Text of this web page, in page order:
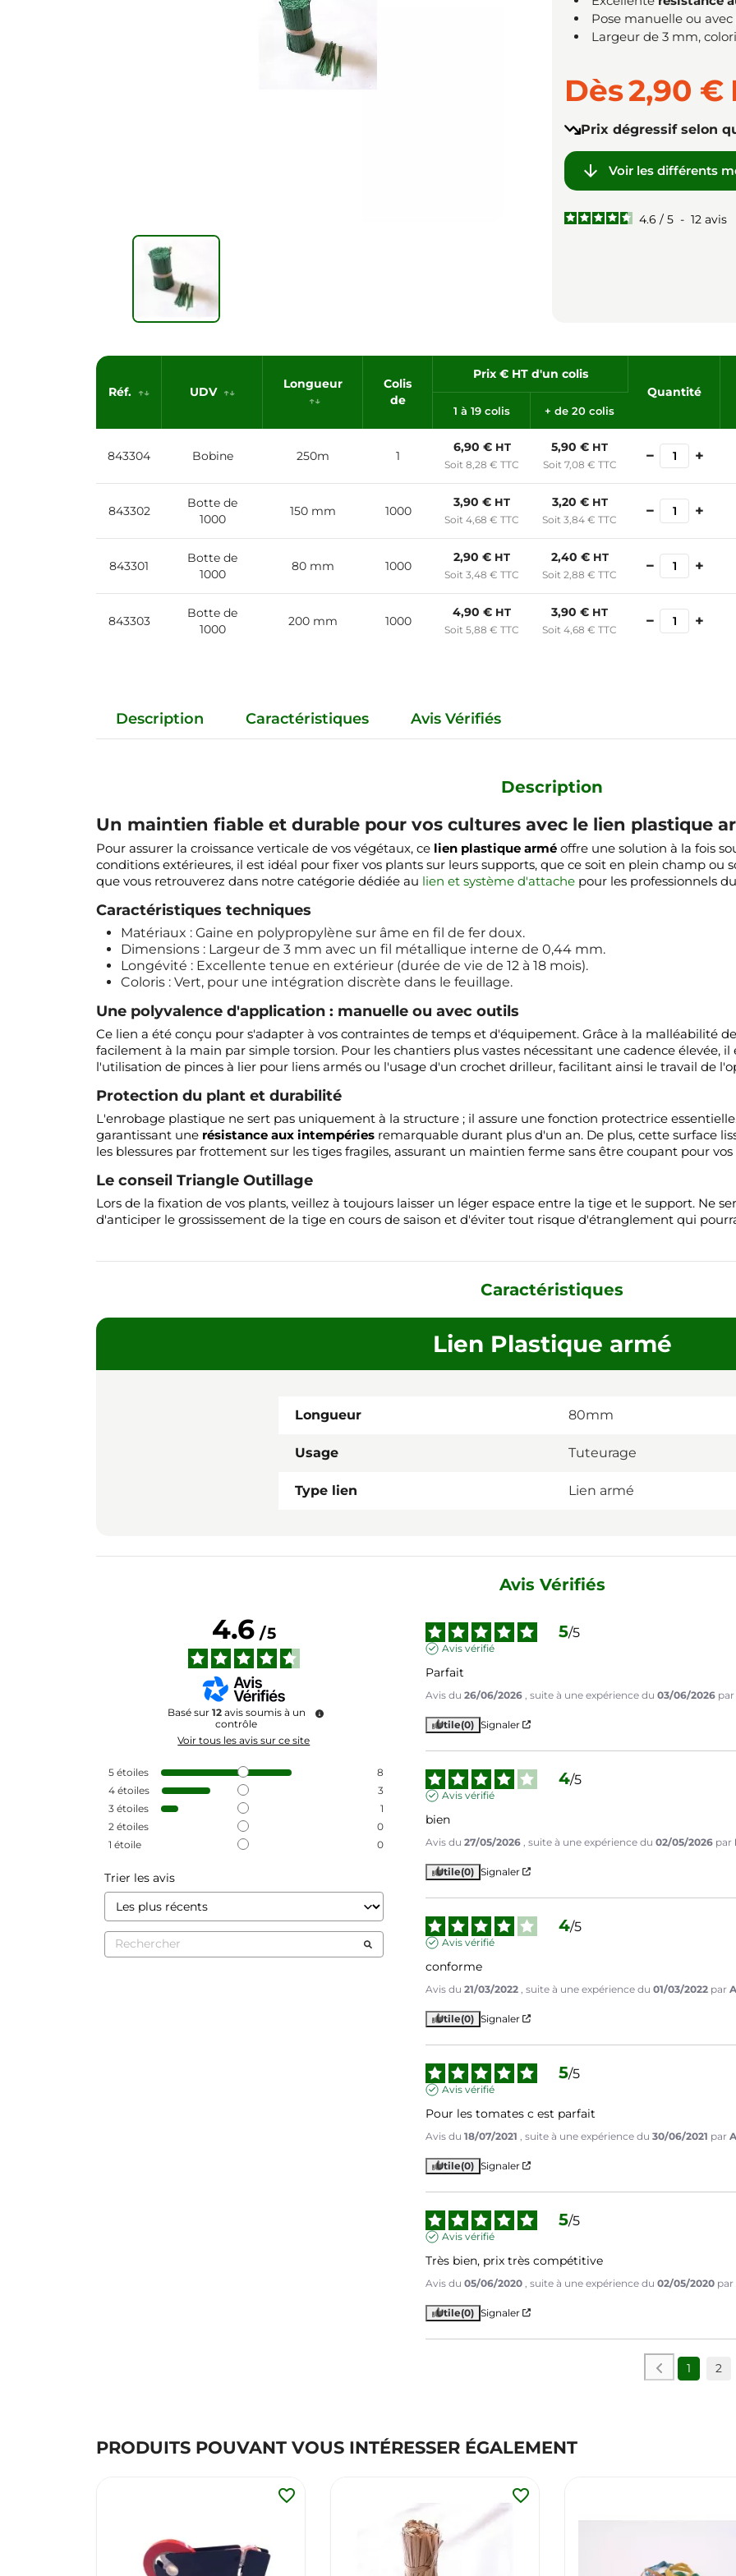
Pose manuelle ou avec
Largeur de 3 mm,
Dès2,90 €
Prix dégressif selon
 Voir les différents
4.6 / 5 - 12 avis
Réf. UDV
Longueur
Colis
de
Prix € HT d'un colis
Quantité
1 à 19 colis + de 20 colis
843304 Bobine 250m 1
6,90 € HT
Soit 8,28 € TTC
5,90 € HT
Soit 7,08 € TTC − +
843302
Botte de
1000
150 mm 1000
3,90 € HT
Soit 4,68 € TTC
3,20 € HT
Soit 3,84 € TTC − +
843301
Botte de
1000
80 mm 1000
2,90 € HT
Soit 3,48 € TTC
2,40 € HT
Soit 2,88 € TTC − +
843303
Botte de
1000
200 mm 1000
4,90 € HT
Soit 5,88 € TTC
3,90 € HT
Soit 4,68 € TTC − +
Description Caractéristiques Avis Vérifiés
Description
Un maintien fiable et durable pour vos cultures avec le lien plastique
Pour assurer la croissance verticale de vos végétaux, ce lien plastique armé offre une solution à la fois
conditions extérieures, il est idéal pour fixer vos plants sur leurs supports, que ce soit en plein champ ou
que vous retrouverez dans notre catégorie dédiée au lien et système d'attache pour les professionnels
Caractéristiques techniques
Matériaux : Gaine en polypropylène sur âme en fil de fer doux.
Dimensions : Largeur de 3 mm avec un fil métallique interne de 0,44 mm.
Longévité : Excellente tenue en extérieur (durée de vie de 12 à 18 mois).
Coloris : Vert, pour une intégration discrète dans le feuillage.
Une polyvalence d'application : manuelle ou avec outils
Ce lien a été conçu pour s'adapter à vos contraintes de temps et d'équipement. Grâce à la malléabilité
facilement à la main par simple torsion. Pour les chantiers plus vastes nécessitant une cadence élevée,
l'utilisation de pinces à lier pour liens armés ou l'usage d'un crochet drilleur, facilitant ainsi le travail de
Protection du plant et durabilité
L'enrobage plastique ne sert pas uniquement à la structure ; il assure une fonction protectrice
garantissant une résistance aux intempéries remarquable durant plus d'un an. De plus, cette surface
les blessures par frottement sur les tiges fragiles, assurant un maintien ferme sans être coupant pour vos
Le conseil Triangle Outillage
Lors de la fixation de vos plants, veillez à toujours laisser un léger espace entre la tige et le support. Ne
d'anticiper le grossissement de la tige en cours de saison et d'éviter tout risque d'étranglement qui
Caractéristiques
Lien Plastique armé
Longueur 80mm
Usage Tuteurage
Type lien Lien armé
Avis Vérifiés
4.6/5
Basé sur 12 avis soumis à un
contrôle
Voir tous les avis sur ce site
5 étoiles
8
4 étoiles
3
3 étoiles
1
2 étoiles
0
1 étoile 0
Trier les avis
5/5
Avis vérifié
Parfait
Avis du 26/06/2026 , suite à une expérience du 03/06/2026 par
Utile(0) Signaler
4/5
Avis vérifié
bien
Avis du 27/05/2026 , suite à une expérience du 02/05/2026 par
Utile(0) Signaler
4/5
Avis vérifié
conforme
Avis du 21/03/2022 , suite à une expérience du 01/03/2022 par
Utile(0) Signaler
5/5
Avis vérifié
Pour les tomates c est parfait
Avis du 18/07/2021 , suite à une expérience du 30/06/2021 par
Utile(0) Signaler
5/5
Avis vérifié
Très bien, prix très compétitive
Avis du 05/06/2020 , suite à une expérience du 02/05/2020 par
Utile(0) Signaler
1 2
PRODUITS POUVANT VOUS INTÉRESSER ÉGALEMENT
favorite_border favorite_border